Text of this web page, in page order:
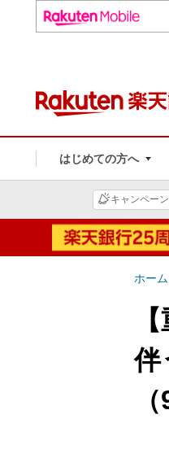
はじめての方へ
キャンペーン
ホーム
伴